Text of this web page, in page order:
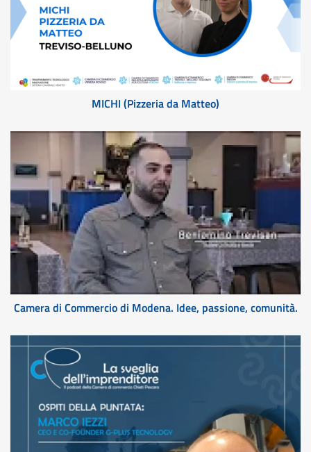
MICHI (Pizzeria da Matteo)
Camera di Commercio di Modena. Idee, passione, comunità.